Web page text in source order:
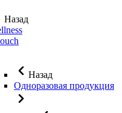
Назад
Назад
Одноразовая продукция